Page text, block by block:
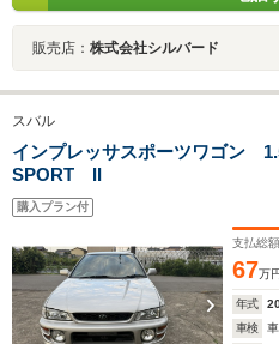
販売店： 株式会社シルバード
スバル
インプレッサスポーツワゴン
SPORT II
購入プラン付
支払総額
67万
年式
車検